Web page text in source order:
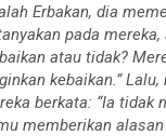
Erbakan, dia
pada mereka,
atau tidak?
kebaikan.”
berkata: “Ia tidak
memberikan